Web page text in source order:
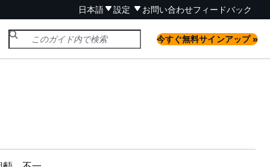
日本語 設定 お問い合わせフィードバック
今すぐ無料サインアップ »